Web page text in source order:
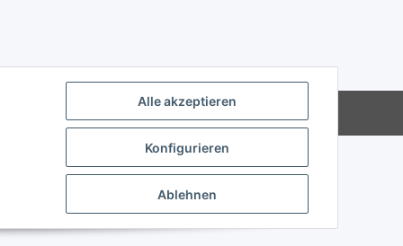
Alle akzeptieren
Konfigurieren
Ablehnen